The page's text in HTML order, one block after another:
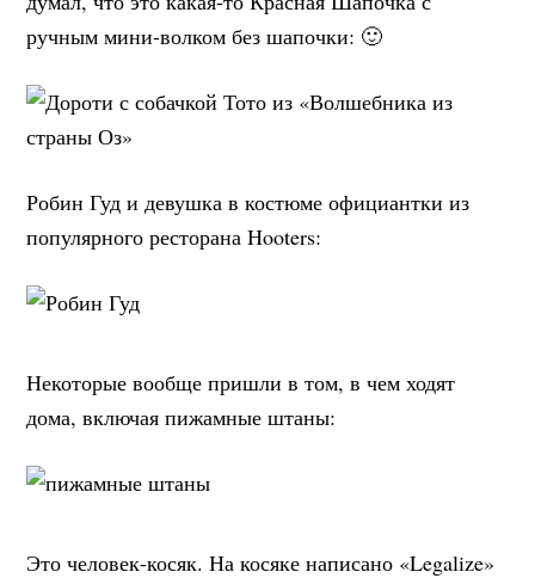
ручным мини-волком без шапочки: 🙂
Робин Гуд и девушка в костюме официантки из
популярного ресторана Hooters:
Некоторые вообще пришли в том, в чем ходят
дома, включая пижамные штаны:
Это человек-косяк. На косяке написано «Legalize»